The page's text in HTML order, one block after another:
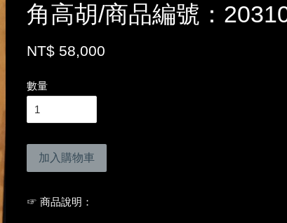
角高胡/商品編號：
NT$ 58,000
數量
加入購物車
☞ 商品說明：